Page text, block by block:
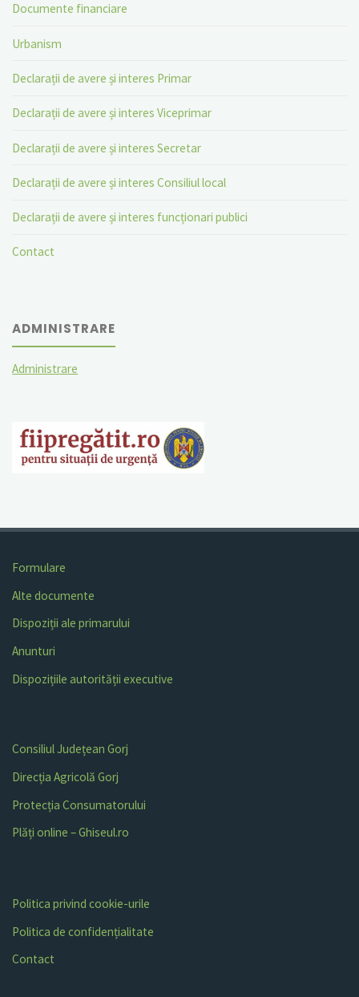
Documente financiare
Urbanism
Declarații de avere și interes Primar
Declarații de avere și interes Viceprimar
Declarații de avere și interes Secretar
Declarații de avere și interes Consiliul local
Declarații de avere și interes funcționari publici
Contact
ADMINISTRARE
Administrare
Formulare
Alte documente
Dispoziții ale primarului
Anunturi
Dispozițiile autorității executive
Consiliul Județean Gorj
Direcția Agricolă Gorj
Protecția Consumatorului
Plăți online – Ghiseul.ro
Politica privind cookie-urile
Politica de confidențialitate
Contact